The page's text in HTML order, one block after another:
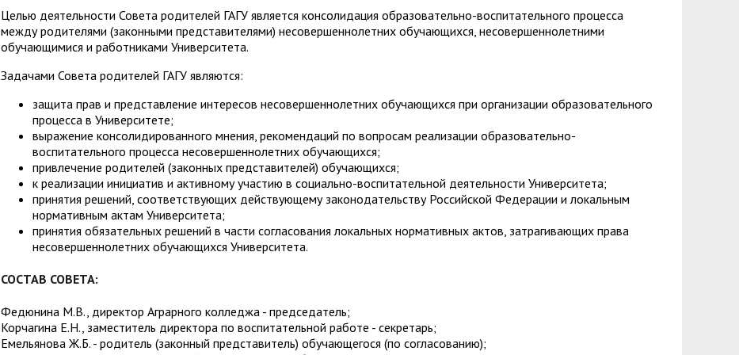
Целью деятельности Совета родителей ГАГУ является консолидация образовательно-воспитательного процесса
между родителями (законными представителями) несовершеннолетних обучающихся, несовершеннолетними
обучающимися и работниками Университета.
Задачами Совета родителей ГАГУ являются:
защита прав и представление интересов несовершеннолетних обучающихся при организации образовательного
процесса в Университете;
выражение консолидированного мнения, рекомендаций по вопросам реализации образовательно-
воспитательного процесса несовершеннолетних обучающихся;
привлечение родителей (законных представителей) обучающихся;
к реализации инициатив и активному участию в социально-воспитательной деятельности Университета;
принятия решений, соответствующих действующему законодательству Российской Федерации и локальным
нормативным актам Университета;
принятия обязательных решений в части согласования локальных нормативных актов, затрагивающих права
несовершеннолетних обучающихся Университета.
СОСТАВ СОВЕТА:
Федюнина М.В., директор Аграрного колледжа - председатель;
Корчагина Е.Н., заместитель директора по воспитательной работе - секретарь;
Емельянова Ж.Б. - родитель (законный представитель) обучающегося (по согласованию);